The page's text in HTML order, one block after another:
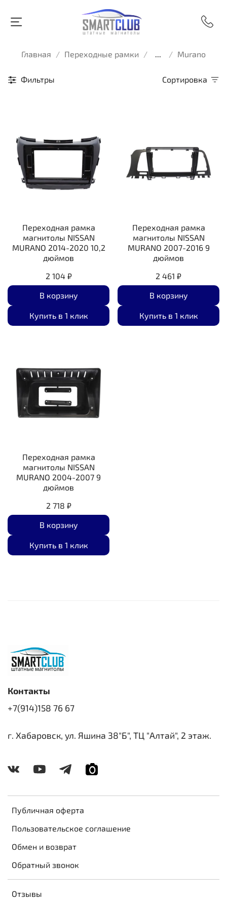
Главная Переходные рамки ... Murano
Фильтры Сортировка
Переходная рамка
магнитолы NISSAN
MURANO 2014-2020 10,2
дюймов
2 104 ₽
В корзину
Купить в 1 клик
Переходная рамка
магнитолы NISSAN
MURANO 2007-2016 9
дюймов
2 461 ₽
В корзину
Купить в 1 клик
Переходная рамка
магнитолы NISSAN
MURANO 2004-2007 9
дюймов
2 718 ₽
В корзину
Купить в 1 клик
Публичная оферта
Пользовательское соглашение
Обмен и возврат
Обратный звонок
Отзывы
Контакты
+7(914)158 76 67
г. Хабаровск, ул. Яшина 38"Б", ТЦ "Алтай", 2 этаж.